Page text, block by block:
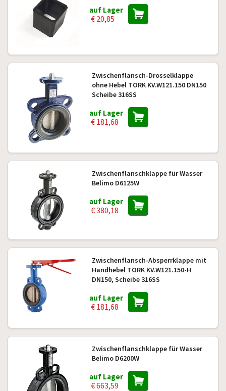
auf Lager
€ 20,85
Zwischenflansch-Drosselklappe
ohne Hebel TORK KV.W121.150 DN150
Scheibe 316SS
auf Lager
€ 181,68
Zwischenflanschklappe für Wasser
Belimo D6125W
auf Lager
€ 380,18
Zwischenflansch-Absperrklappe mit
Handhebel TORK KV.W121.150-H
DN150, Scheibe 316SS
auf Lager
€ 181,68
Zwischenflanschklappe für Wasser
Belimo D6200W
auf Lager
€ 663,59